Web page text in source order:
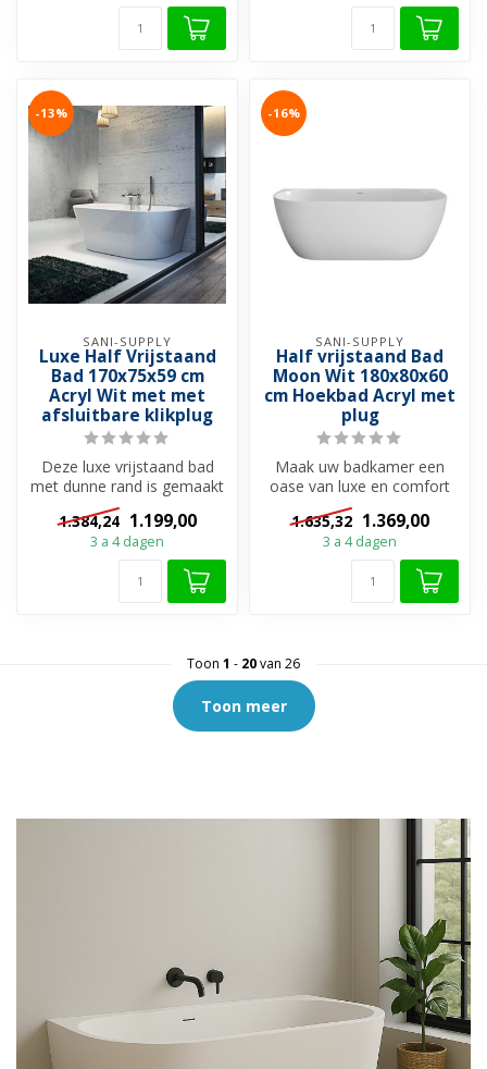
-13%
SANI-SUPPLY
Luxe Half Vrijstaand
Bad 170x75x59 cm
Acryl Wit met met
afsluitbare klikplug
Deze luxe vrijstaand bad
met dunne rand is gemaakt
dubbelwandig acryl en heeft
e...
1.384,24 1.199,00
3 a 4 dagen
-16%
SANI-SUPPLY
Half vrijstaand Bad
Moon Wit 180x80x60
cm Hoekbad Acryl met
plug
Maak uw badkamer een
oase van luxe en comfort
met half vrijstaande baden
van MOO...
1.635,32 1.369,00
3 a 4 dagen
Toon 1 - 20van 26
Toon meer